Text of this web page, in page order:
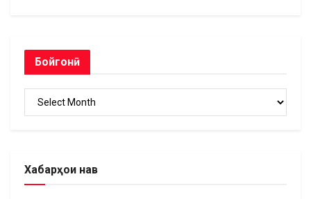
Бойгонӣ
Хабарҳои нав